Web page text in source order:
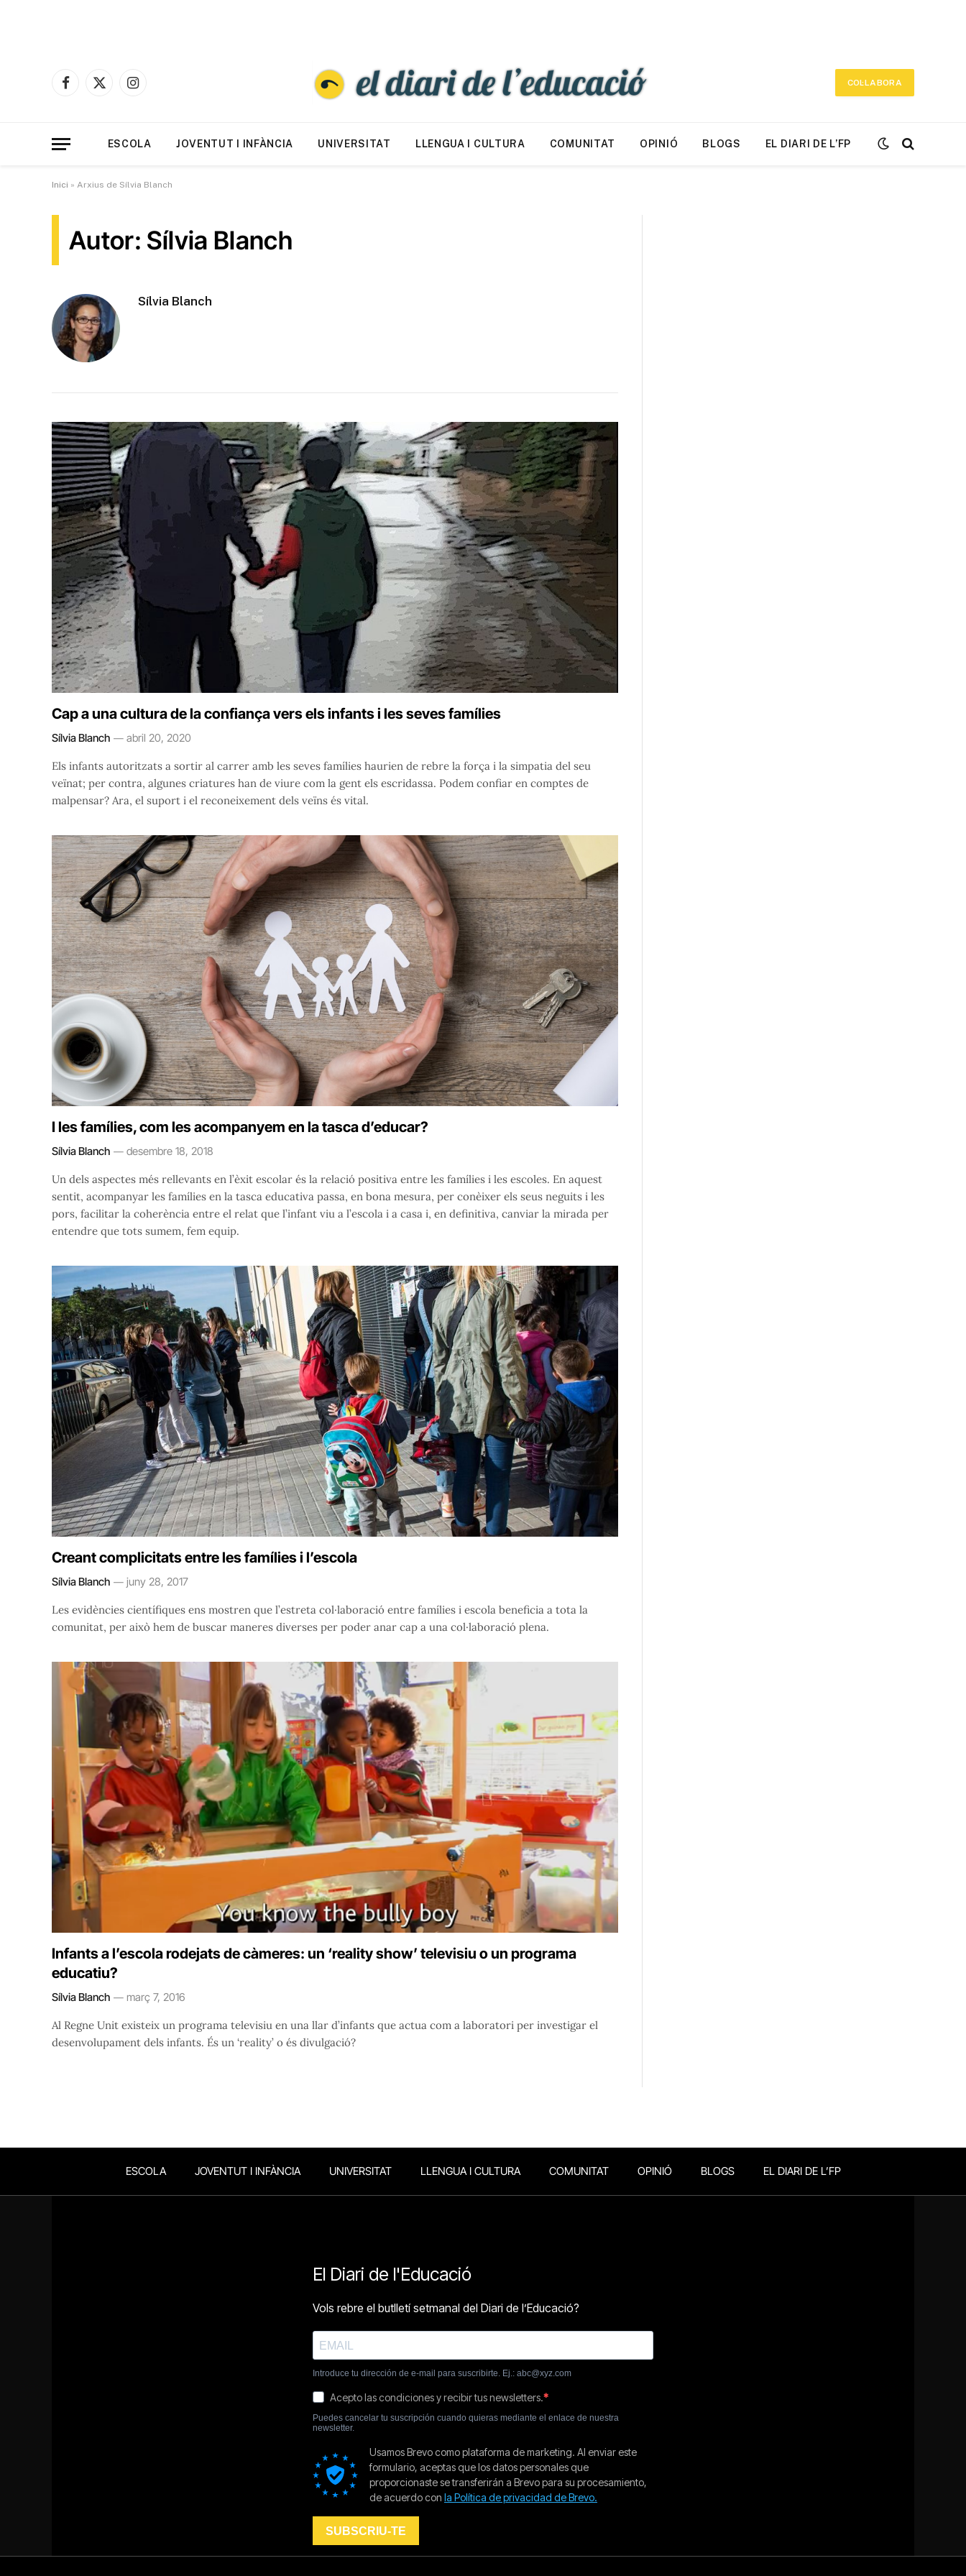
Facebook
X
Instagram
COL·LABORA
ESCOLA JOVENTUT I INFÀNCIA UNIVERSITAT LLENGUA I CULTURA COMUNITAT OPINIÓ BLOGS EL DIARI DE L’FP
Inici » Arxius de Sílvia Blanch
Autor: Sílvia Blanch
Sílvia Blanch
Cap a una cultura de la confiança vers els infants i les seves famílies
Sílvia Blanch abril 20, 2020
Els infants autoritzats a sortir al carrer amb les seves famílies haurien de rebre la força i la simpatia del seu
veïnat; per contra, algunes criatures han de viure com la gent els escridassa. Podem confiar en comptes de
malpensar? Ara, el suport i el reconeixement dels veïns és vital.
I les famílies, com les acompanyem en la tasca d’educar?
Sílvia Blanch desembre 18, 2018
Un dels aspectes més rellevants en l’èxit escolar és la relació positiva entre les famílies i les escoles. En aquest
sentit, acompanyar les famílies en la tasca educativa passa, en bona mesura, per conèixer els seus neguits i les
pors, facilitar la coherència entre el relat que l’infant viu a l’escola i a casa i, en definitiva, canviar la mirada per
entendre que tots sumem, fem equip.
Creant complicitats entre les famílies i l’escola
Sílvia Blanch juny 28, 2017
Les evidències científiques ens mostren que l’estreta col·laboració entre famílies i escola beneficia a tota la
comunitat, per això hem de buscar maneres diverses per poder anar cap a una col·laboració plena.
Infants a l’escola rodejats de càmeres: un ‘reality show’ televisiu o un programa
educatiu?
Sílvia Blanch març 7, 2016
Al Regne Unit existeix un programa televisiu en una llar d’infants que actua com a laboratori per investigar el
desenvolupament dels infants. És un ‘reality’ o és divulgació?
ESCOLA JOVENTUT I INFÀNCIA UNIVERSITAT LLENGUA I CULTURA COMUNITAT OPINIÓ BLOGS EL DIARI DE L’FP